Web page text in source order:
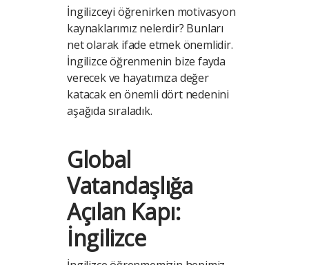
İngilizceyi öğrenirken motivasyon
kaynaklarımız nelerdir? Bunları
net olarak ifade etmek önemlidir.
İngilizce öğrenmenin bize fayda
verecek ve hayatımıza değer
katacak en önemli dört nedenini
aşağıda sıraladık.
Global
Vatandaşlığa
Açılan Kapı:
İngilizce